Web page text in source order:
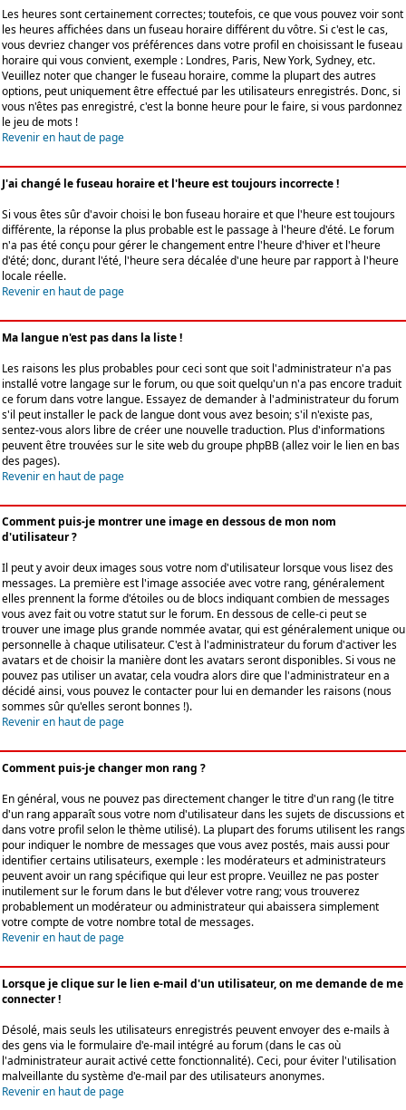
Les heures sont certainement correctes; toutefois, ce que vous pouvez voir sont
les heures affichées dans un fuseau horaire différent du vôtre. Si c'est le cas,
vous devriez changer vos préférences dans votre profil en choisissant le fuseau
horaire qui vous convient, exemple : Londres, Paris, New York, Sydney, etc.
Veuillez noter que changer le fuseau horaire, comme la plupart des autres
options, peut uniquement être effectué par les utilisateurs enregistrés. Donc, si
vous n'êtes pas enregistré, c'est la bonne heure pour le faire, si vous pardonnez
le jeu de mots !
Revenir en haut de page
J'ai changé le fuseau horaire et l'heure est toujours incorrecte !
Si vous êtes sûr d'avoir choisi le bon fuseau horaire et que l'heure est toujours
différente, la réponse la plus probable est le passage à l'heure d'été. Le forum
n'a pas été conçu pour gérer le changement entre l'heure d'hiver et l'heure
d'été; donc, durant l'été, l'heure sera décalée d'une heure par rapport à l'heure
locale réelle.
Revenir en haut de page
Ma langue n'est pas dans la liste !
Les raisons les plus probables pour ceci sont que soit l'administrateur n'a pas
installé votre langage sur le forum, ou que soit quelqu'un n'a pas encore traduit
ce forum dans votre langue. Essayez de demander à l'administrateur du forum
s'il peut installer le pack de langue dont vous avez besoin; s'il n'existe pas,
sentez-vous alors libre de créer une nouvelle traduction. Plus d'informations
peuvent être trouvées sur le site web du groupe phpBB (allez voir le lien en bas
des pages).
Revenir en haut de page
Comment puis-je montrer une image en dessous de mon nom
d'utilisateur ?
Il peut y avoir deux images sous votre nom d'utilisateur lorsque vous lisez des
messages. La première est l'image associée avec votre rang, généralement
elles prennent la forme d'étoiles ou de blocs indiquant combien de messages
vous avez fait ou votre statut sur le forum. En dessous de celle-ci peut se
trouver une image plus grande nommée avatar, qui est généralement unique ou
personnelle à chaque utilisateur. C'est à l'administrateur du forum d'activer les
avatars et de choisir la manière dont les avatars seront disponibles. Si vous ne
pouvez pas utiliser un avatar, cela voudra alors dire que l'administrateur en a
décidé ainsi, vous pouvez le contacter pour lui en demander les raisons (nous
sommes sûr qu'elles seront bonnes !).
Revenir en haut de page
Comment puis-je changer mon rang ?
En général, vous ne pouvez pas directement changer le titre d'un rang (le titre
d'un rang apparaît sous votre nom d'utilisateur dans les sujets de discussions et
dans votre profil selon le thème utilisé). La plupart des forums utilisent les rangs
pour indiquer le nombre de messages que vous avez postés, mais aussi pour
identifier certains utilisateurs, exemple : les modérateurs et administrateurs
peuvent avoir un rang spécifique qui leur est propre. Veuillez ne pas poster
inutilement sur le forum dans le but d'élever votre rang; vous trouverez
probablement un modérateur ou administrateur qui abaissera simplement
votre compte de votre nombre total de messages.
Revenir en haut de page
Lorsque je clique sur le lien e-mail d'un utilisateur, on me demande de me
connecter !
Désolé, mais seuls les utilisateurs enregistrés peuvent envoyer des e-mails à
des gens via le formulaire d'e-mail intégré au forum (dans le cas où
l'administrateur aurait activé cette fonctionnalité). Ceci, pour éviter l'utilisation
malveillante du système d'e-mail par des utilisateurs anonymes.
Revenir en haut de page